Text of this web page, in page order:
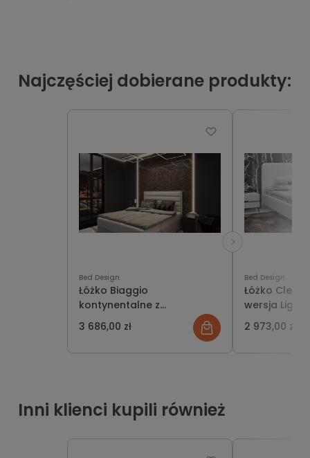
Najczęściej dobierane produkty:
Bed Design
Łóżko Biaggio
kontynentalne z
pojemnikiem lub bez
3 686,00 zł
Bed Design
Łóżko Cleto
wersja Light
lub bez
2 973,00 zł
Inni klienci kupili również